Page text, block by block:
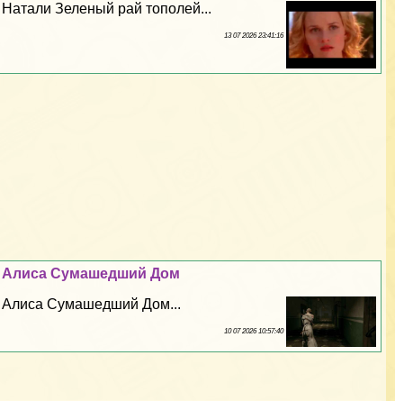
Натали Зеленый рай тополей...
13 07 2026 23:41:16
Алиса Сумашедший Дом
Алиса Сумашедший Дом...
10 07 2026 10:57:40